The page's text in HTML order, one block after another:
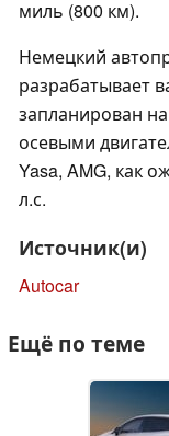
миль (800 км).
Немецкий
разрабатывает
запланирован
осевыми
Yasa, AMG, как
л.с.
Источник(и)
Autocar
Ещё по теме